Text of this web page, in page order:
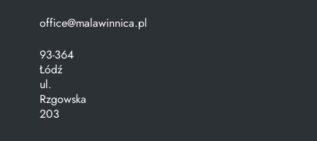
office@malawinnica.pl
93-364
Łódź
ul.
Rzgowska
203